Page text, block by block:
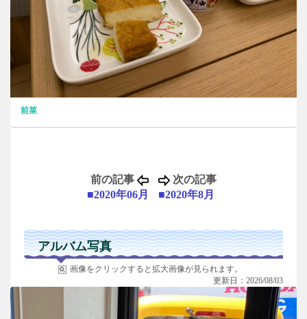
前菜
前の記事
■2020年06月
次の記事
■2020年8月
アルバム写真
画像をクリックすると拡大画像が見られます。
更新日：2026/08/03